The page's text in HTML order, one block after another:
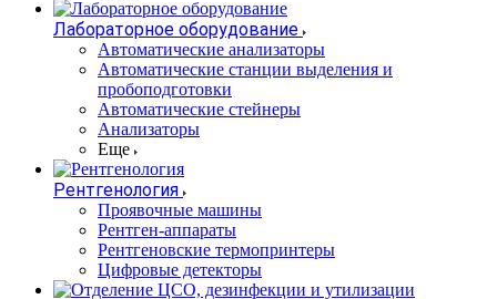
Лабораторное оборудование
Автоматические анализаторы
Автоматические станции выделения и
пробоподготовки
Автоматические стейнеры
Анализаторы
Еще
Рентгенология
Проявочные машины
Рентген-аппараты
Рентгеновские термопринтеры
Цифровые детекторы